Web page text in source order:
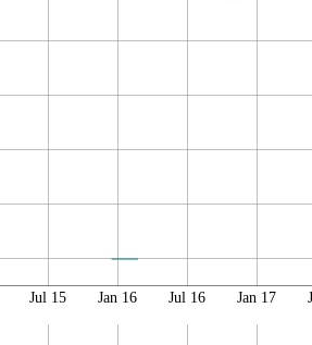
Jul 15 Jan 16 Jul 16 Jan 17